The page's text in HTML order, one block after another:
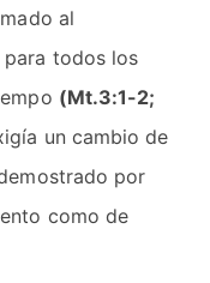
al
todos los
(Mt.3:1-2;
un cambio de
por
como de